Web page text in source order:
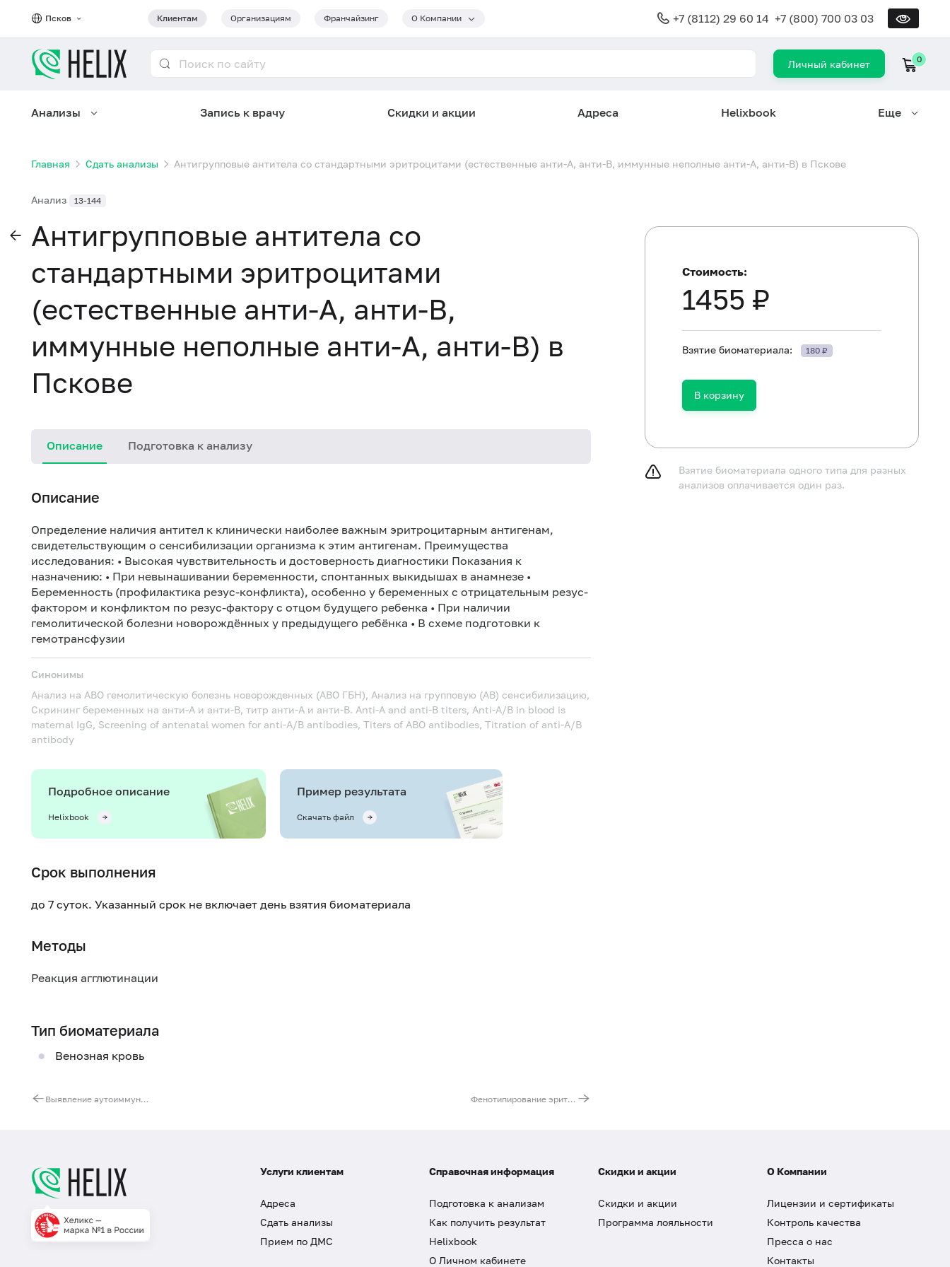
Псков Клиентам Организациям Франчайзинг О Компании +7 (8112) 29 60 14 +7 (800) 700 03 03
Личный кабинет 0
Анализы Запись к врачу Скидки и акции Адреса Helixbook Еще
Главная Сдать анализы Антигрупповые антитела со стандартными эритроцитами (естественные анти-А, анти-В, иммунные неполные анти-А, анти-В) в Пскове
Анализ 13-144
Антигрупповые антитела со
стандартными эритроцитами
(естественные анти-А, анти-В,
иммунные неполные анти-А, анти-В) в
Пскове
Описание Подготовка к анализу
Описание
Определение наличия антител к клинически наиболее важным эритроцитарным антигенам,
свидетельствующим о сенсибилизации организма к этим антигенам. Преимущества
исследования: • Высокая чувствительность и достоверность диагностики Показания к
назначению: • При невынашивании беременности, спонтанных выкидышах в анамнезе •
Беременность (профилактика резус-конфликта), особенно у беременных с отрицательным резус-
фактором и конфликтом по резус-фактору с отцом будущего ребенка • При наличии
гемолитической болезни новорождённых у предыдущего ребёнка • В схеме подготовки к
гемотрансфузии
Синонимы
Анализ на АВО гемолитическую болезнь новорожденных (АВО ГБН), Анализ на групповую (АВ) сенсибилизацию,
Скрининг беременных на анти-А и анти-В, титр анти-А и анти-В. Anti-A and anti-B titers, Anti-A/B in blood is
maternal IgG, Screening of antenatal women for anti-A/B antibodies, Titers of ABO antibodies, Titration of anti-A/B
antibody
Подробное описание
Helixbook
Пример результата
Скачать файл
Срок выполнения
до 7 суток. Указанный срок не включает день взятия биоматериала
Методы
Реакция агглютинации
Тип биоматериала
Венозная кровь
Выявление аутоиммунной патологии (ЦИК IgG-C1q и CH-50) Фенотипирование эритроцитов по антигенам системы Rh (C, E, c, e) и Kell
Стоимость:
1455 ₽
Взятие биоматериала: 180 ₽
В корзину
Взятие биоматериала одного типа для разных
анализов оплачивается один раз.
Услуги клиентам
Адреса
Сдать анализы
Прием по ДМС
Справочная информация
Подготовка к анализам
Как получить результат
Helixbook
О Личном кабинете
Скидки и акции
Скидки и акции
Программа лояльности
О Компании
Лицензии и сертификаты
Контроль качества
Пресса о нас
Контакты